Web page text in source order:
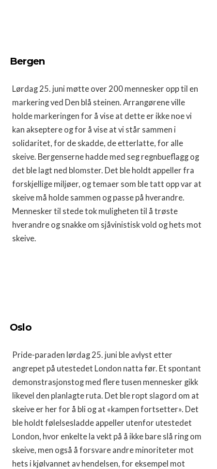
Bergen
Lørdag 25. juni møtte over 200 mennesker opp til en
markering ved Den blå steinen. Arrangørene ville
holde markeringen for å vise at dette er ikke noe vi
kan akseptere og for å vise at vi står sammen i
solidaritet, for de skadde, de etterlatte, for alle
skeive. Bergenserne hadde med seg regnbueflagg og
det ble lagt ned blomster. Det ble holdt appeller fra
forskjellige miljøer, og temaer som ble tatt opp var at
skeive må holde sammen og passe på hverandre.
Mennesker til stede tok muligheten til å trøste
hverandre og snakke om sjåvinistisk vold og hets mot
skeive.
Oslo
Pride-paraden lørdag 25. juni ble avlyst etter
angrepet på utestedet London natta før. Et spontant
demonstrasjonstog med flere tusen mennesker gikk
likevel den planlagte ruta. Det ble ropt slagord om at
skeive er her for å bli og at «kampen fortsetter». Det
ble holdt følelsesladde appeller utenfor utestedet
London, hvor enkelte la vekt på å ikke bare slå ring om
skeive, men også å forsvare andre minoriteter mot
hets i kjølvannet av hendelsen, for eksempel mot